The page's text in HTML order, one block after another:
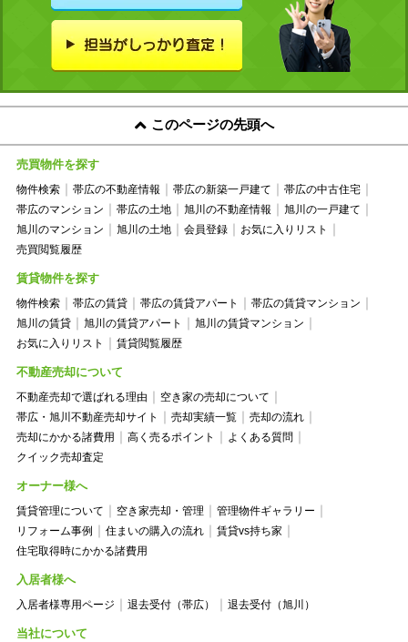
このページの先頭へ
売買物件を探す
物件検索 帯広の不動産情報 帯広の新築一戸建て
帯広の中古住宅
帯広のマンション
帯広の土地 旭川の不動産情報
旭川の一戸建て
旭川のマンション
旭川の土地 会員登録
お気に入りリスト
売買閲覧履歴
賃貸物件を探す
物件検索 帯広の賃貸 帯広の賃貸アパート
帯広の賃貸マンション
旭川の賃貸
旭川の賃貸アパート
旭川の賃貸マンション
お気に入りリスト
賃貸閲覧履歴
不動産売却について
不動産売却で選ばれる理由
空き家の売却について
帯広・旭川不動産売却サイト
売却実績一覧
売却の流れ
売却にかかる諸費用
高く売るポイント
よくある質問
クイック売却査定
オーナー様へ
賃貸管理について 空き家売却・管理
管理物件ギャラリー
リフォーム事例
住まいの購入の流れ
賃貸vs持ち家
住宅取得時にかかる諸費用
入居者様へ
入居者様専用ページ 退去受付（帯広） 退去受付（旭川）
当社について